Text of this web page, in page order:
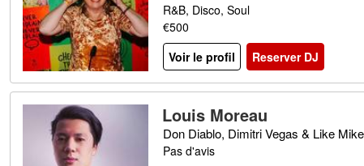
R&B, Disco, Soul
€500
Voir le profil
Reserver DJ
Louis Moreau
Don Diablo, Dimitri Vegas & Like
Pas d'avis